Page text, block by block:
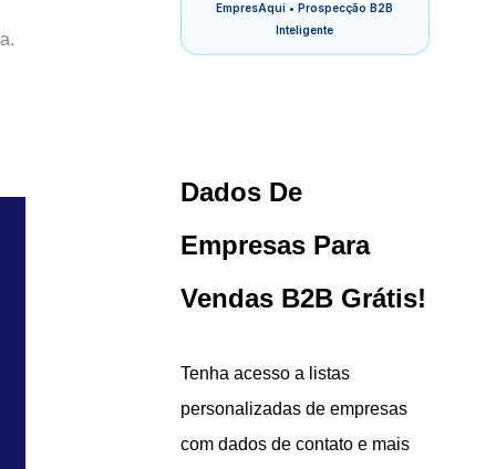
EmpresAqui • Prospecção B2B
Inteligente
Dados De
Empresas Para
Vendas B2B Grátis!
Tenha acesso a listas
personalizadas de empresas
com dados de contato e mais